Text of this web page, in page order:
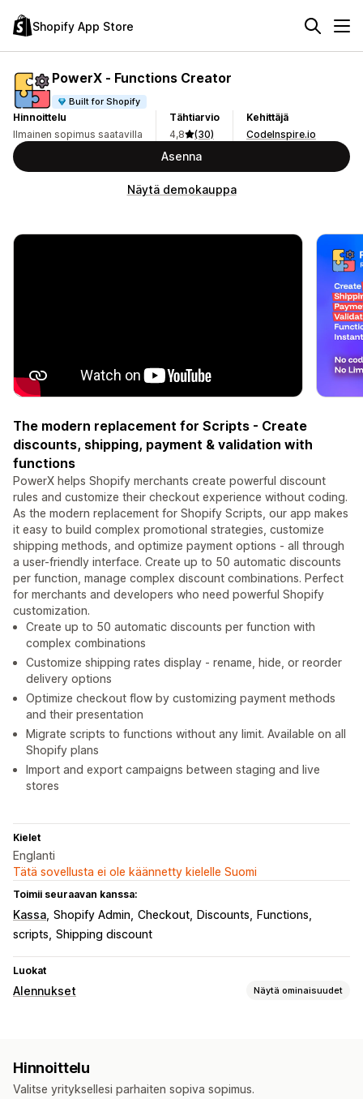
Shopify App Store
PowerX ‑ Functions Creator
Built for Shopify
Hinnoittelu
Ilmainen sopimus saatavilla
Tähtiarvio
4,8
(30)
Kehittäjä
CodeInspire.io
Asenna
Näytä demokauppa
The modern replacement for Scripts - Create
discounts, shipping, payment & validation with
functions
PowerX helps Shopify merchants create powerful discount
rules and customize their checkout experience without coding.
As the modern replacement for Shopify Scripts, our app makes
it easy to build complex promotional strategies, customize
shipping methods, and optimize payment options - all through
a user-friendly interface. Create up to 50 automatic discounts
per function, manage complex discount combinations. Perfect
for merchants and developers who need powerful Shopify
customization.
Create up to 50 automatic discounts per function with
complex combinations
Customize shipping rates display - rename, hide, or reorder
delivery options
Optimize checkout flow by customizing payment methods
and their presentation
Migrate scripts to functions without any limit. Available on all
Shopify plans
Import and export campaigns between staging and live
stores
Kielet
Englanti
Tätä sovellusta ei ole käännetty kielelle Suomi
Toimii seuraavan kanssa:
Kassa Shopify Admin Checkout Discounts
Functions
scripts Shipping discount
Luokat
Alennukset Näytä ominaisuudet
Kiinteä hinnoittelu
Volyymialennukset Kiinteät alennukset
Hinnoittelu
Valitse yrityksellesi parhaiten sopiva sopimus.